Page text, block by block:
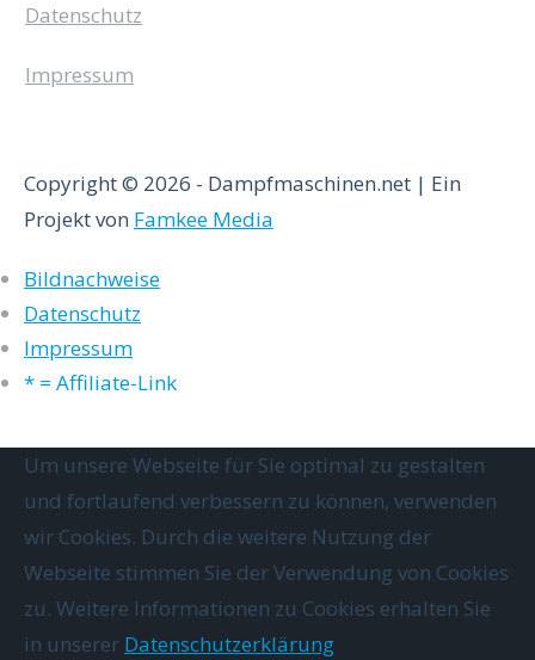
Datenschutz
Impressum
Copyright © 2026 - Dampfmaschinen.net | Ein
Projekt von Famkee Media
Bildnachweise
Datenschutz
Impressum
* = Affiliate-Link
Um unsere Webseite für Sie optimal zu gestalten
und fortlaufend verbessern zu können, verwenden
wir Cookies. Durch die weitere Nutzung der
Webseite stimmen Sie der Verwendung von Cookies
zu. Weitere Informationen zu Cookies erhalten Sie
in unserer Datenschutzerklärung